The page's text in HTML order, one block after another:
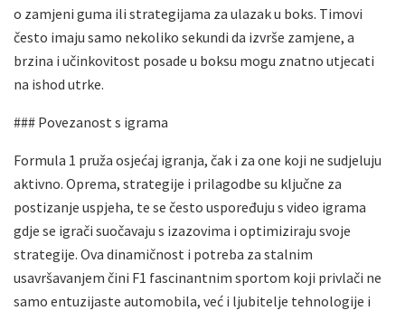
o zamjeni guma ili strategijama za ulazak u boks. Timovi
često imaju samo nekoliko sekundi da izvrše zamjene, a
brzina i učinkovitost posade u boksu mogu znatno utjecati
na ishod utrke.
### Povezanost s igrama
Formula 1 pruža osjećaj igranja, čak i za one koji ne sudjeluju
aktivno. Oprema, strategije i prilagodbe su ključne za
postizanje uspjeha, te se često uspoređuju s video igrama
gdje se igrači suočavaju s izazovima i optimiziraju svoje
strategije. Ova dinamičnost i potreba za stalnim
usavršavanjem čini F1 fascinantnim sportom koji privlači ne
samo entuzijaste automobila, već i ljubitelje tehnologije i